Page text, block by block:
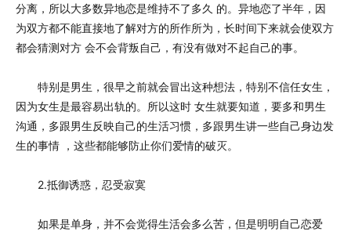
分离，所以大多数异地恋是维持不了多久 的。异地恋了半年，因
为双方都不能直接地了解对方的所作所为，长时间下来就会使双方
都会猜测对方 会不会背叛自己，有没有做对不起自己的事。
特别是男生，很早之前就会冒出这种想法，特别不信任女生，
因为女生是最容易出轨的。所以这时 女生就要知道，要多和男生
沟通，多跟男生反映自己的生活习惯，多跟男生讲一些自己身边发
生的事情 ，这些都能够防止你们爱情的破灭。
2.抵御诱惑，忍受寂寞
如果是单身，并不会觉得生活会多么苦，但是明明自己恋爱